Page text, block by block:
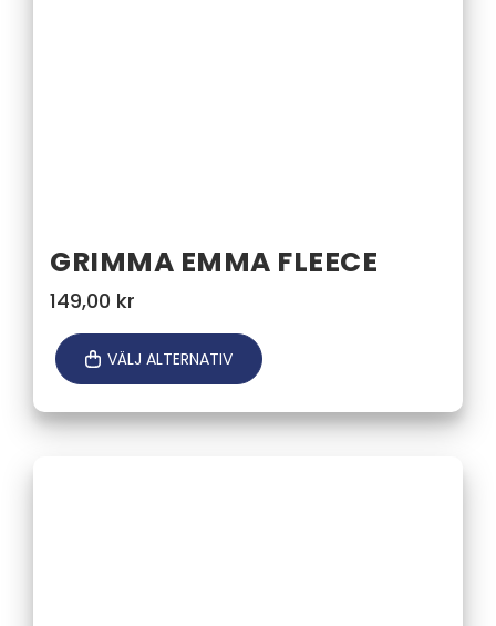
GRIMMA EMMA FLEECE
149,00 kr
VÄLJ ALTERNATIV